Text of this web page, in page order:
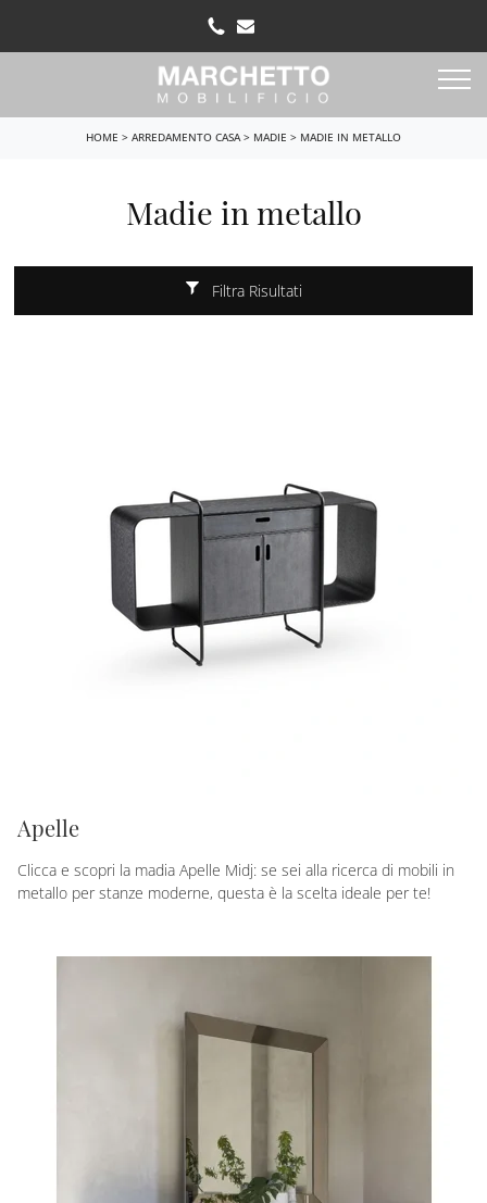
HOME > ARREDAMENTO CASA> MADIE > MADIE IN METALLO
Madie in metallo
Filtra Risultati
Apelle
Clicca e scopri la madia Apelle Midj: se sei alla ricerca di mobili in
metallo per stanze moderne, questa è la scelta ideale per te!